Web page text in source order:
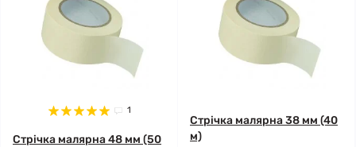
1
Стрічка малярна 48 мм (50
Стрічка малярна 38 мм (40
м)